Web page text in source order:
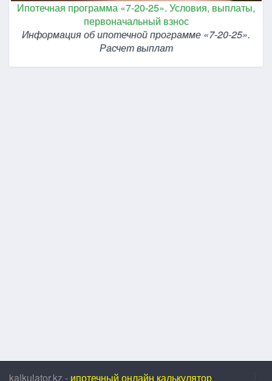
Ипотечная программа «7-20-25». Условия, выплаты,
первоначальный взнос
Информация об ипотечной программе «7-20-25».
Расчет выплат
kalkulator.kz - ипотечный онлайн калькулятор